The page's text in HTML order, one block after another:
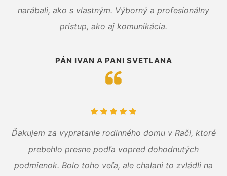
narábali, ako s vlastným. Výborný a profesionálny
prístup, ako aj komunikácia.
PÁN IVAN A PANI SVETLANA
Ďakujem za vypratanie rodinného domu v Rači, ktoré
prebehlo presne podľa vopred dohodnutých
podmienok. Bolo toho veľa, ale chalani to zvládli na